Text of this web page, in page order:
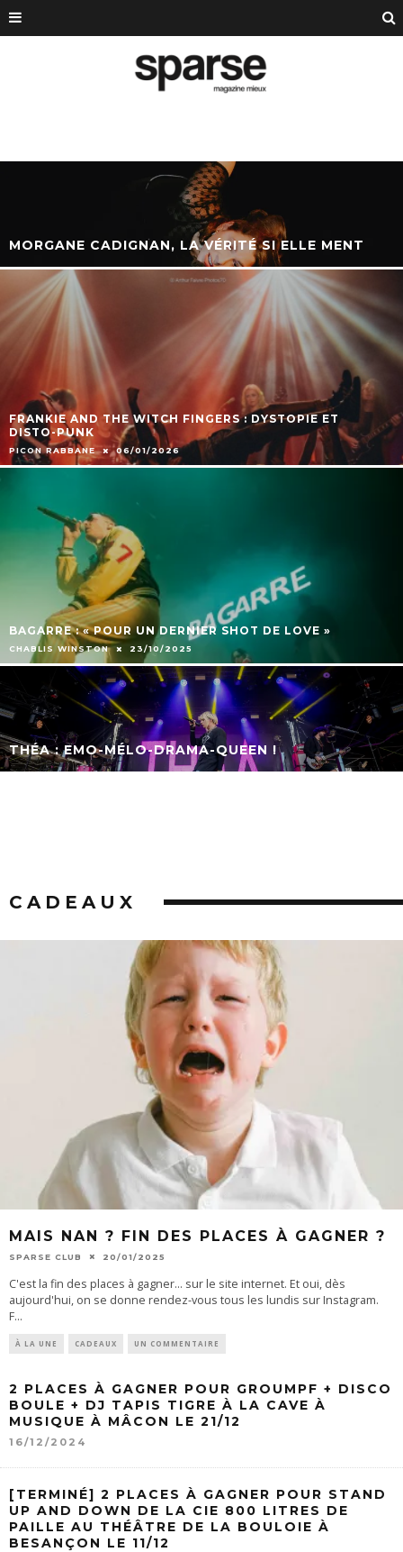
MORGANE CADIGNAN, LA VÉRITÉ SI ELLE MENT
FRANKIE AND THE WITCH FINGERS : DYSTOPIE ET
DISTO-PUNK
PICON RABBANE 06/01/2026
BAGARRE : « POUR UN DERNIER SHOT DE LOVE »
CHABLIS WINSTON 23/10/2025
THÉA : EMO-MÉLO-DRAMA-QUEEN !
CADEAUX
MAIS NAN ? FIN DES PLACES À GAGNER ?
SPARSE CLUB 20/01/2025
C'est la fin des places à gagner... sur le site internet. Et oui, dès
aujourd'hui, on se donne rendez-vous tous les lundis sur Instagram.
F...
À LA UNE CADEAUX UN COMMENTAIRE
2 PLACES À GAGNER POUR GROUMPF + DISCO
BOULE + DJ TAPIS TIGRE À LA CAVE À
MUSIQUE À MÂCON LE 21/12
16/12/2024
[TERMINÉ] 2 PLACES À GAGNER POUR STAND
UP AND DOWN DE LA CIE 800 LITRES DE
PAILLE AU THÉÂTRE DE LA BOULOIE À
BESANÇON LE 11/12